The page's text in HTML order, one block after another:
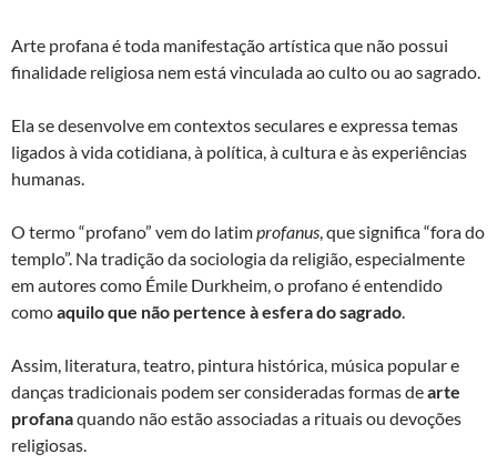
Arte profana é toda manifestação artística que não possui
finalidade religiosa nem está vinculada ao culto ou ao sagrado.
Ela se desenvolve em contextos seculares e expressa temas
ligados à vida cotidiana, à política, à cultura e às experiências
humanas.
O termo “profano” vem do latimprofanus, que significa “fora do
templo”. Na tradição da sociologia da religião, especialmente
em autores como Émile Durkheim, o profano é entendido
comoaquilo que não pertence à esfera do sagrado.
Assim, literatura, teatro, pintura histórica, música popular e
danças tradicionais podem ser consideradas formas dearte
profanaquando não estão associadas a rituais ou devoções
religiosas.